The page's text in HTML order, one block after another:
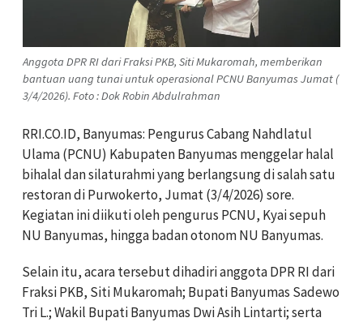
Anggota DPR RI dari Fraksi PKB, Siti Mukaromah, memberikan
bantuan uang tunai untuk operasional PCNU Banyumas Jumat (
3/4/2026). Foto : Dok Robin Abdulrahman
RRI.CO.ID, Banyumas: Pengurus Cabang Nahdlatul
Ulama (PCNU) Kabupaten Banyumas menggelar halal
bihalal dan silaturahmi yang berlangsung di salah satu
restoran di Purwokerto, Jumat (3/4/2026) sore.
Kegiatan ini diikuti oleh pengurus PCNU, Kyai sepuh
NU Banyumas, hingga badan otonom NU Banyumas.
Selain itu, acara tersebut dihadiri anggota DPR RI dari
Fraksi PKB, Siti Mukaromah; Bupati Banyumas Sadewo
Tri L.; Wakil Bupati Banyumas Dwi Asih Lintarti; serta